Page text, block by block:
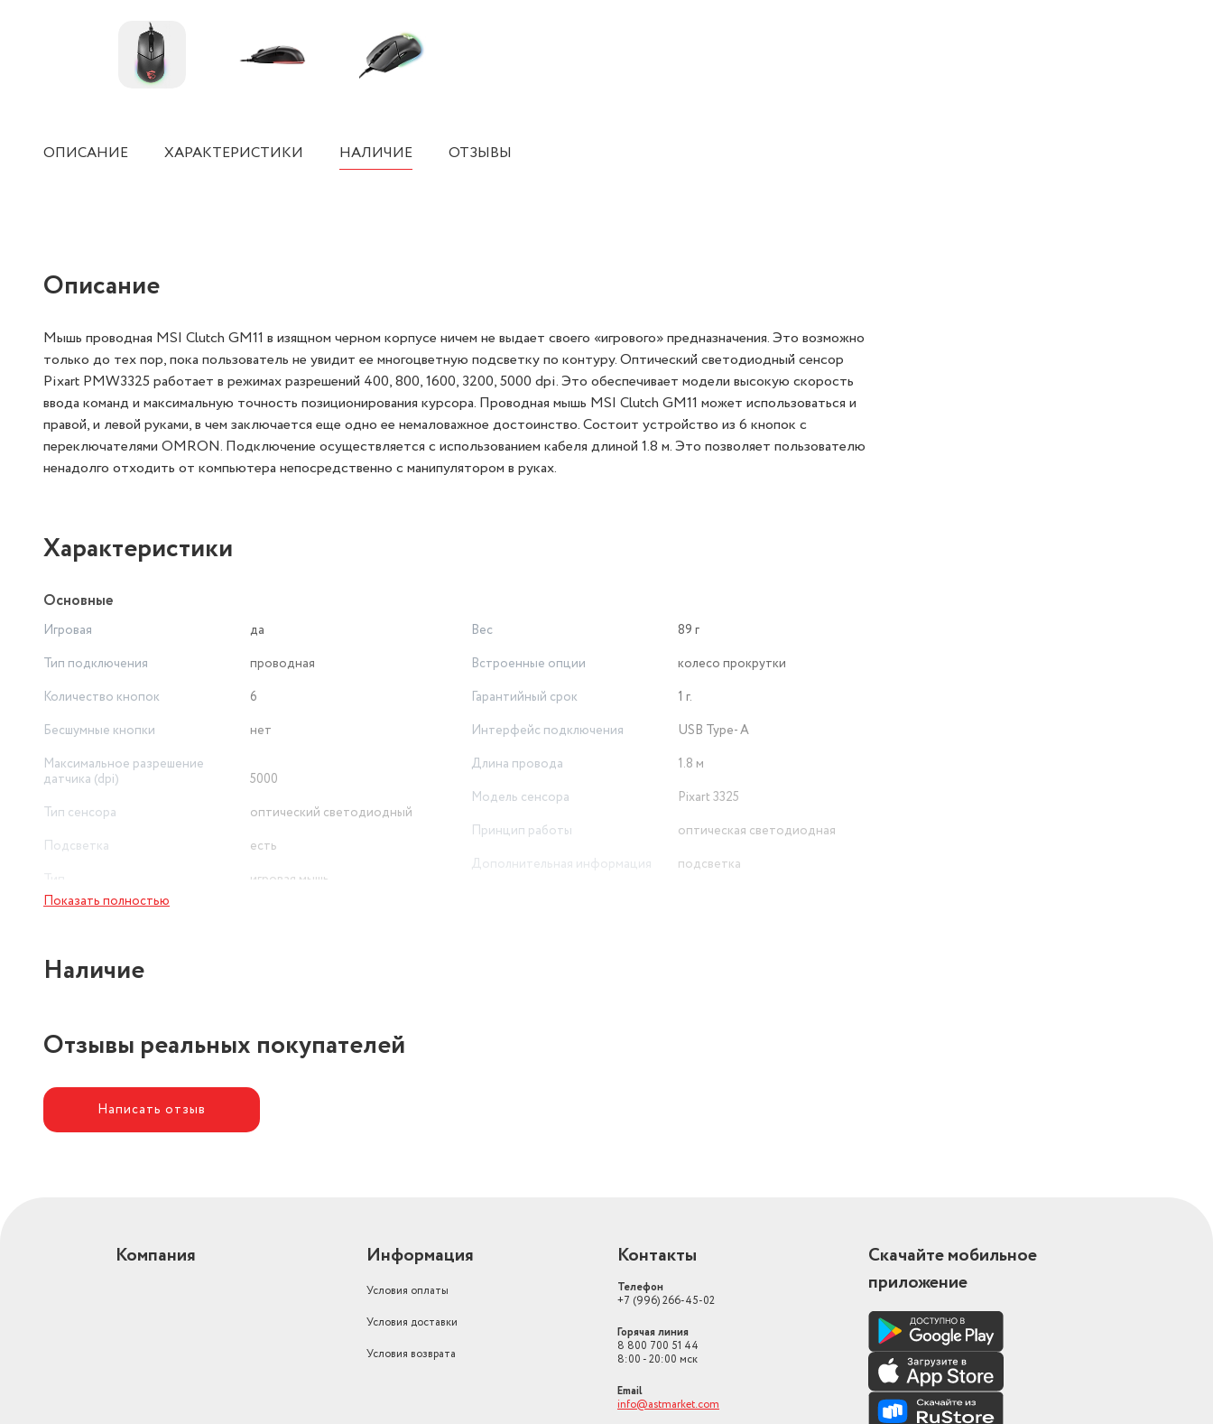
ОПИСАНИЕ ХАРАКТЕРИСТИКИ НАЛИЧИЕ ОТЗЫВЫ
Описание
Мышь проводная MSI Clutch GM11 в изящном черном корпусе ничем не выдает своего «игрового» предназначения. Это возможно
только до тех пор, пока пользователь не увидит ее многоцветную подсветку по контуру. Оптический светодиодный сенсор
Pixart PMW3325 работает в режимах разрешений 400, 800, 1600, 3200, 5000 dpi. Это обеспечивает модели высокую скорость
ввода команд и максимальную точность позиционирования курсора. Проводная мышь MSI Clutch GM11 может использоваться и
правой, и левой руками, в чем заключается еще одно ее немаловажное достоинство. Состоит устройство из 6 кнопок с
переключателями OMRON. Подключение осуществляется с использованием кабеля длиной 1.8 м. Это позволяет пользователю
ненадолго отходить от компьютера непосредственно с манипулятором в руках.
Характеристики
Основные
Игровая
да
Тип подключения
проводная
Количество кнопок
6
Бесшумные кнопки
нет
Максимальное разрешение
датчика (dpi)
5000
Тип сенсора
оптический светодиодный
Подсветка
есть
игровая мышь
Цвет товара
Вес
89 г
Встроенные опции
колесо прокрутки
Гарантийный срок
1 г.
Интерфейс подключения
USB Type- A
Длина провода
1.8 м
Модель сенсора
Pixart 3325
Принцип работы
оптическая светодиодная
Дополнительная информация
подсветка
Показать полностью
Наличие
Отзывы реальных покупателей
Написать отзыв
Компания Информация
Условия оплаты
Условия доставки
Условия возврата
Контакты
Телефон
+7 (996) 266-45-02
Горячая линия
8 800 700 51 44
8:00 - 20:00 мск
Email
info@astmarket.com
Скачайте мобильное
приложение